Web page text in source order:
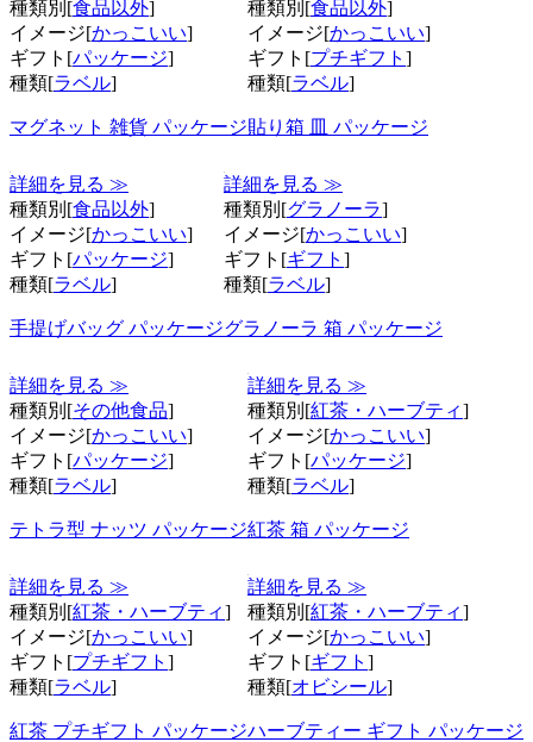
種類別[食品以外]
イメージ[かっこいい]
ギフト[パッケージ]
種類[ラベル]
マグネット 雑貨 パッケージ
種類別[食品以外]
イメージ[かっこいい]
ギフト[プチギフト ]
種類[ラベル]
貼り箱 皿 パッケージ
詳細を見る ≫
種類別[食品以外]
イメージ[かっこいい]
ギフト[パッケージ]
種類[ラベル]
手提げバッグ パッケージ
詳細を見る ≫
種類別[グラノーラ]
イメージ[かっこいい]
ギフト[ギフト ]
種類[ラベル]
グラノーラ 箱 パッケージ
詳細を見る ≫
種類別[その他食品]
イメージ[かっこいい]
ギフト[パッケージ]
種類[ラベル]
テトラ型 ナッツ パッケージ
詳細を見る ≫
種類別[紅茶・ハーブティ]
イメージ[かっこいい]
ギフト[パッケージ]
種類[ラベル]
紅茶 箱 パッケージ
詳細を見る ≫
種類別[紅茶・ハーブティ]
イメージ[かっこいい]
ギフト[プチギフト ]
種類[ラベル]
紅茶 プチギフト パッケージ
詳細を見る ≫
種類別[紅茶・ハーブティ]
イメージ[かっこいい]
ギフト[ギフト ]
種類[オビシール]
ハーブティー ギフト パッケージ